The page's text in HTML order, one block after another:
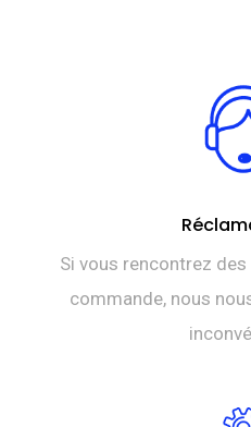
Si vous rencontrez
commande, nous